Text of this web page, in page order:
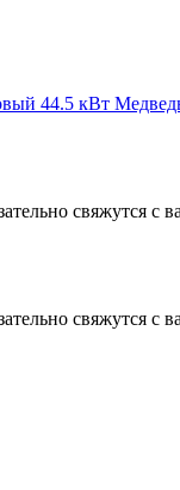
44.5 кВт
свяжутся с
свяжутся с